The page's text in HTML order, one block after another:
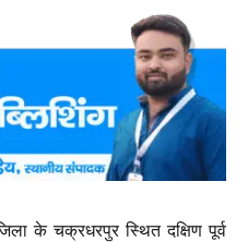
के चक्रधरपुर स्थित दक्षिण पूर्व